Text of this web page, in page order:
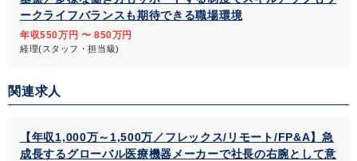
ークライフバランスも期待できる職場環境
年収550万円 〜 850万円
経理(スタッフ・担当級)
関連求人
【年収1,000万～1,500万／フレックス/リモート/FP&A】急
成長するグローバル医療機器メーカーで社長の右腕として意